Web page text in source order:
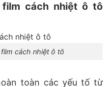
cách nhiệt ô tô
cách nhiệt ô tô
toàn các yếu tố từ